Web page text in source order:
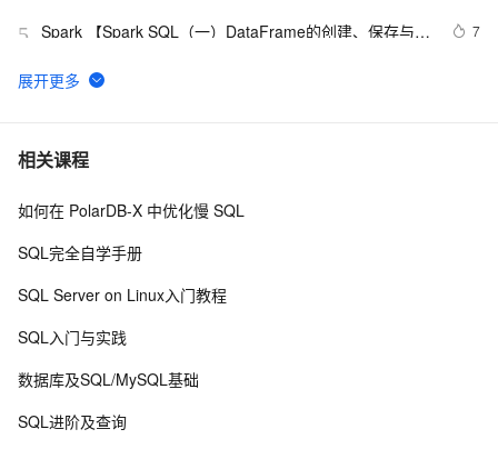
5 Spark 【Spark SQL（一）DataFrame的创建、保存与基
7
6
并发事务下各数据库外部表现实测之一（SQL Server
7 微软的机器人代言的广告（SQL2008）
8 Flink SQL 中动态修改 DDL 的属性
10SQL Server 索引和表体系结构（一）
相关课程
如何在 PolarDB-X 中优化慢 SQL
SQL完全自学手册
SQL Server on Linux入门教程
SQL入门与实践
数据库及SQL/MySQL基础
SQL进阶及查询